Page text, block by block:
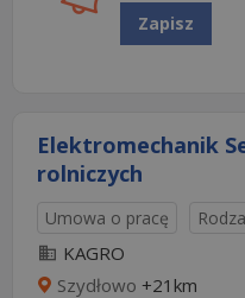
Zapisz
Elektromechanik
rolniczych
Umowa o pracę
KAGRO
Szydłowo +21km